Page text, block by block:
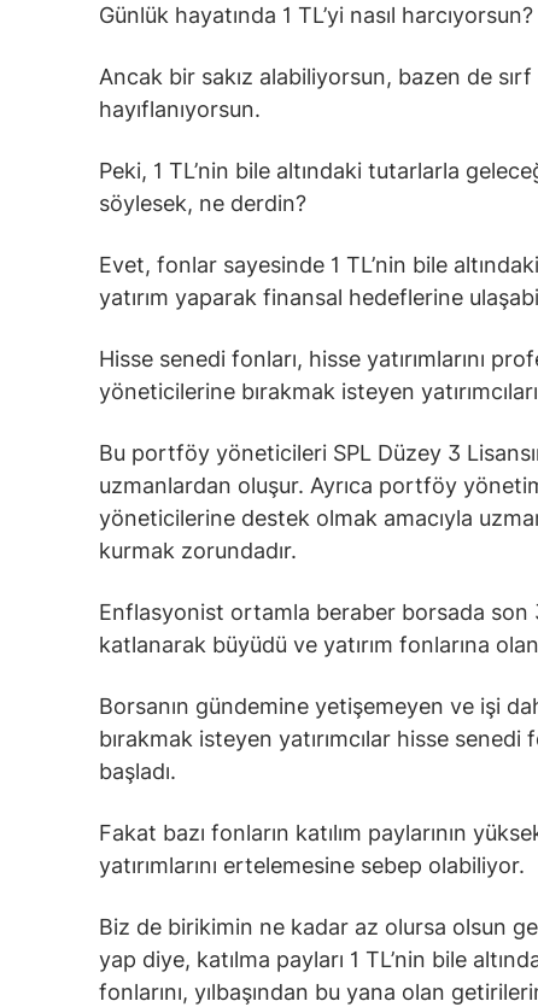
Günlük hayatında 1 TL’yi nasıl harcıyorsun?
Ancak bir sakız alabiliyorsun, bazen de sırf
hayıflanıyorsun.
Peki, 1 TL’nin bile altındaki tutarlarla
söylesek, ne derdin?
Evet, fonlar sayesinde 1 TL’nin bile altındaki
yatırım yaparak finansal hedeflerine
Hisse senedi fonları, hisse yatırımlarını
yöneticilerine bırakmak isteyen
Bu portföy yöneticileri SPL Düzey 3
uzmanlardan oluşur. Ayrıca portföy
yöneticilerine destek olmak amacıyla
kurmak zorundadır.
Enflasyonist ortamla beraber borsada son 3
katlanarak büyüdü ve yatırım fonlarına
Borsanın gündemine yetişemeyen ve işi
bırakmak isteyen yatırımcılar hisse senedi
başladı.
Fakat bazı fonların katılım paylarının
yatırımlarını ertelemesine sebep olabiliyor.
Biz de birikimin ne kadar az olursa olsun
yap diye, katılma payları 1 TL’nin bile
fonlarını, yılbaşından bu yana olan